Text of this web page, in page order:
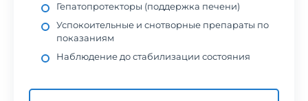
Гепатопротекторы (поддержка печени)
Успокоительные и снотворные препараты по
показаниям
Наблюдение до стабилизации состояния